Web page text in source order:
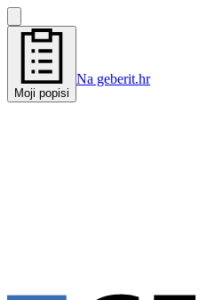
Moji popisi
Na geberit.hr